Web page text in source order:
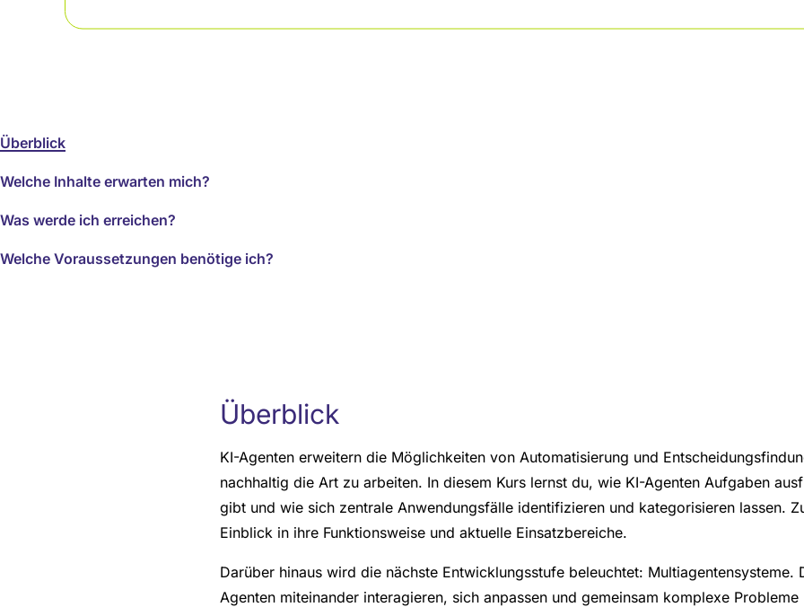
Überblick
Welche Inhalte erwarten mich?
Was werde ich erreichen?
Welche Voraussetzungen benötige ich?
Überblick
KI-Agenten erweitern die Möglichkeiten von Automatisierung und
nachhaltig die Art zu arbeiten. In diesem Kurs lernst du, wie KI-Agenten Aufgaben
gibt und wie sich zentrale Anwendungsfälle identifizieren und kategorisieren lassen.
Einblick in ihre Funktionsweise und aktuelle Einsatzbereiche.
Darüber hinaus wird die nächste Entwicklungsstufe beleuchtet: Multiagentensysteme.
Agenten miteinander interagieren, sich anpassen und gemeinsam komplexe